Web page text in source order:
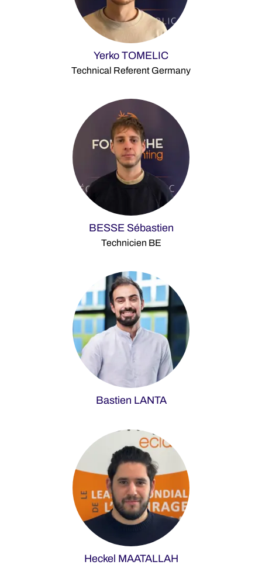
Yerko TOMELIC
Technical Referent Germany
BESSE Sébastien
Technicien BE
Bastien LANTA
Heckel MAATALLAH